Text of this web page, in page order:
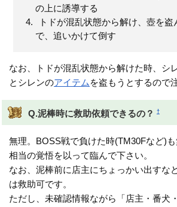
の上に誘導する
トドが混乱状態から解け、壺を
で、追いかけて倒す
なお、トドが混乱状態から解けた時、シ
とシレンのアイテム を盗もうとするので
Q.泥棒時に救助依頼できるの？ †
無理。BOSS戦で負けた時(TM30Fなど)
相当の覚悟を以って臨んで下さい。
なお、泥棒前に店主にちょっかい出すな
は救助可です。
ただし、未確認情報ながら「店主・番犬